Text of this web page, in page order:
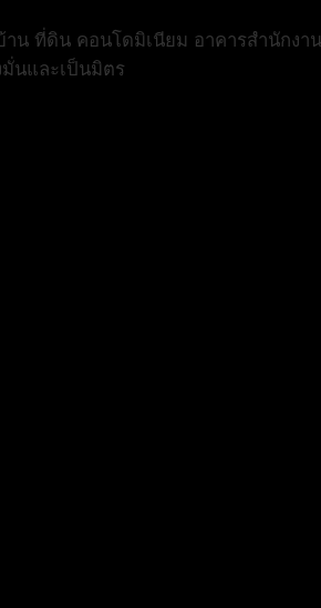
น ที่ดิน คอนโดมิเนียม อาคารสำนักงา
นและเป็นมิตร